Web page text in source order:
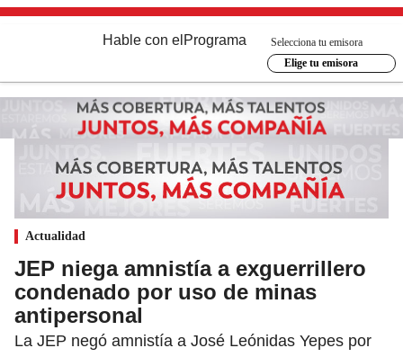
Hable con el Programa
Selecciona tu emisora
Elige tu emisora
Actualidad
JEP niega amnistía a exguerrillero
condenado por uso de minas
antipersonal
La JEP negó amnistía a José Leónidas Yepes por